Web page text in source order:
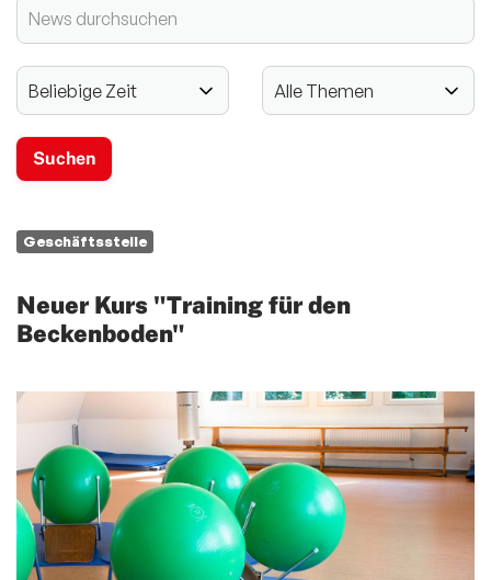
Geschäftsstelle
Neuer Kurs "Training für den
Beckenboden"
2024 - 125-jähriges Jubiläum
Mitglieder-Service
Verantwortung